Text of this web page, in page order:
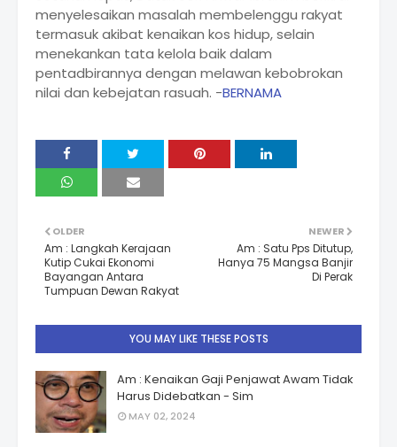
menyelesaikan masalah membelenggu rakyat
termasuk akibat kenaikan kos hidup, selain
menekankan tata kelola baik dalam
pentadbirannya dengan melawan kebobrokan
nilai dan kebejatan rasuah. -BERNAMA
NEWER
Am : Satu Pps Ditutup,
Hanya 75 Mangsa Banjir
Di Perak
OLDER
Am : Langkah Kerajaan
Kutip Cukai Ekonomi
Bayangan Antara
Tumpuan Dewan Rakyat
YOU MAY LIKE THESE POSTS
Am : Kenaikan Gaji Penjawat Awam Tidak
Harus Didebatkan - Sim
MAY 02, 2024